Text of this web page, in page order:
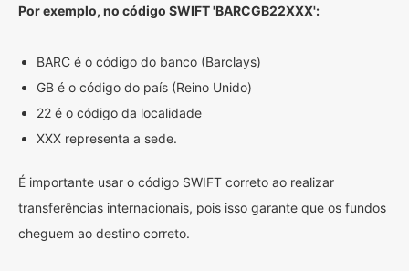
Por exemplo, no código SWIFT 'BARCGB22XXX':
BARC é o código do banco (Barclays)
GB é o código do país (Reino Unido)
22 é o código da localidade
XXX representa a sede.
É importante usar o código SWIFT correto ao realizar
transferências internacionais, pois isso garante que os fundos
cheguem ao destino correto.